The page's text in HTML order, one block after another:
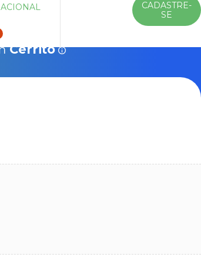
CADASTRE-
SE
Cerrito